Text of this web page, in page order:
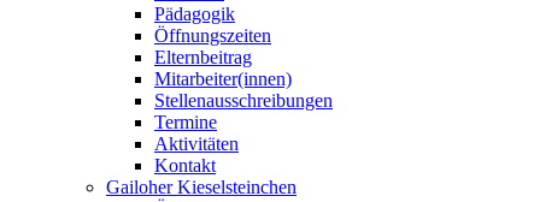
Pädagogik
Öffnungszeiten
Elternbeitrag
Mitarbeiter(innen)
Stellenausschreibungen
Termine
Aktivitäten
Kontakt
Gailoher Kieselsteinchen